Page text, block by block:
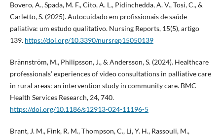
Bovero, A., Spada, M. F., Cito, A. L., Pidinchedda, A. V., Tosi, C., &
Carletto, S. (2025). Autocuidado em profissionais de saúde
paliativa: um estudo qualitativo. Nursing Reports, 15(5), artigo
139. https://doi.org/10.3390/nursrep15050139
Brännström, M., Philipsson, J., & Andersson, S. (2024). Healthcare
professionals’ experiences of video consultations in palliative care
in rural areas: an intervention study in community care. BMC
Health Services Research, 24, 740.
https://doi.org/10.1186/s12913-024-11196-5
Brant, J. M., Fink, R. M., Thompson, C., Li, Y. H., Rassouli, M.,